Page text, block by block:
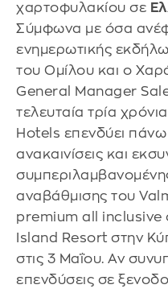
χαρτοφυλακίου σε
Σύμφωνα με όσα
ενημερωτικής
του Ομίλου και ο
General Manager
τελευταία τρία
Hotels επενδύει
ανακαινίσεις και
αναβάθμισης του
premium all inclusive
Island Resort στην
στις 3 Μαΐου. Αν
επενδύσεις σε